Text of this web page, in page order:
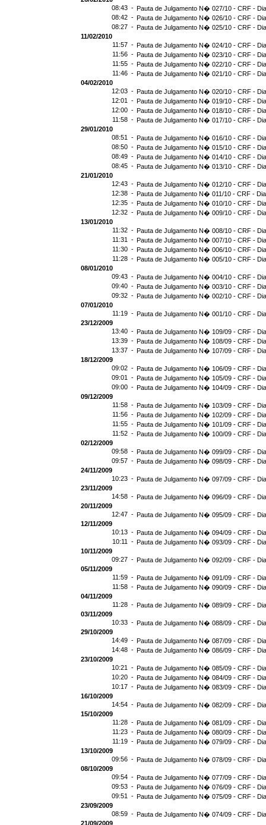
08:43 - Pauta de Julgamento N� 027/10 - CRF -
08:42 - Pauta de Julgamento N� 026/10 - CRF -
08:27 - Pauta de Julgamento N� 025/10 - CRF -
11/02/2010
11:57 - Pauta de Julgamento N� 024/10 - CRF -
11:56 - Pauta de Julgamento N� 023/10 - CRF -
11:55 - Pauta de Julgamento N� 022/10 - CRF -
11:46 - Pauta de Julgamento N� 021/10 - CRF -
04/02/2010
12:03 - Pauta de Julgamento N� 020/10 - CRF -
12:01 - Pauta de Julgamento N� 019/10 - CRF -
12:00 - Pauta de Julgamento N� 018/10 - CRF -
11:58 - Pauta de Julgamento N� 017/10 - CRF -
29/01/2010
08:51 - Pauta de Julgamento N� 016/10 - CRF -
08:50 - Pauta de Julgamento N� 015/10 - CRF -
08:49 - Pauta de Julgamento N� 014/10 - CRF -
08:45 - Pauta de Julgamento N� 013/10 - CRF -
21/01/2010
12:43 - Pauta de Julgamento N� 012/10 - CRF -
12:38 - Pauta de Julgamento N� 011/10 - CRF -
12:35 - Pauta de Julgamento N� 010/10 - CRF -
12:32 - Pauta de Julgamento N� 009/10 - CRF -
13/01/2010
11:32 - Pauta de Julgamento N� 008/10 - CRF -
11:31 - Pauta de Julgamento N� 007/10 - CRF -
11:30 - Pauta de Julgamento N� 006/10 - CRF -
11:28 - Pauta de Julgamento N� 005/10 - CRF -
08/01/2010
09:43 - Pauta de Julgamento N� 004/10 - CRF -
09:40 - Pauta de Julgamento N� 003/10 - CRF -
09:32 - Pauta de Julgamento N� 002/10 - CRF -
07/01/2010
11:19 - Pauta de Julgamento N� 001/10 - CRF -
23/12/2009
13:40 - Pauta de Julgamento N� 109/09 - CRF -
13:39 - Pauta de Julgamento N� 108/09 - CRF -
13:37 - Pauta de Julgamento N� 107/09 - CRF -
18/12/2009
09:02 - Pauta de Julgamento N� 106/09 - CRF -
09:01 - Pauta de Julgamento N� 105/09 - CRF -
09:00 - Pauta de Julgamento N� 104/09 - CRF -
09/12/2009
11:58 - Pauta de Julgamento N� 103/09 - CRF -
11:56 - Pauta de Julgamento N� 102/09 - CRF -
11:55 - Pauta de Julgamento N� 101/09 - CRF -
11:52 - Pauta de Julgamento N� 100/09 - CRF -
02/12/2009
09:58 - Pauta de Julgamento N� 099/09 - CRF -
09:57 - Pauta de Julgamento N� 098/09 - CRF -
24/11/2009
10:23 - Pauta de Julgamento N� 097/09 - CRF -
23/11/2009
14:58 - Pauta de Julgamento N� 096/09 - CRF -
20/11/2009
12:47 - Pauta de Julgamento N� 095/09 - CRF -
12/11/2009
10:13 - Pauta de Julgamento N� 094/09 - CRF -
10:11 - Pauta de Julgamento N� 093/09 - CRF -
10/11/2009
09:27 - Pauta de Julgamento N� 092/09 - CRF -
05/11/2009
11:59 - Pauta de Julgamento N� 091/09 - CRF -
11:58 - Pauta de Julgamento N� 090/09 - CRF -
04/11/2009
11:28 - Pauta de Julgamento N� 089/09 - CRF -
03/11/2009
10:33 - Pauta de Julgamento N� 088/09 - CRF -
29/10/2009
14:49 - Pauta de Julgamento N� 087/09 - CRF -
14:48 - Pauta de Julgamento N� 086/09 - CRF -
23/10/2009
10:21 - Pauta de Julgamento N� 085/09 - CRF -
10:20 - Pauta de Julgamento N� 084/09 - CRF -
10:17 - Pauta de Julgamento N� 083/09 - CRF -
16/10/2009
14:54 - Pauta de Julgamento N� 082/09 - CRF -
15/10/2009
11:28 - Pauta de Julgamento N� 081/09 - CRF -
11:23 - Pauta de Julgamento N� 080/09 - CRF -
11:19 - Pauta de Julgamento N� 079/09 - CRF -
13/10/2009
09:56 - Pauta de Julgamento N� 078/09 - CRF -
08/10/2009
09:54 - Pauta de Julgamento N� 077/09 - CRF -
09:53 - Pauta de Julgamento N� 076/09 - CRF -
09:51 - Pauta de Julgamento N� 075/09 - CRF -
23/09/2009
08:59 - Pauta de Julgamento N� 074/09 - CRF -
21/09/2009